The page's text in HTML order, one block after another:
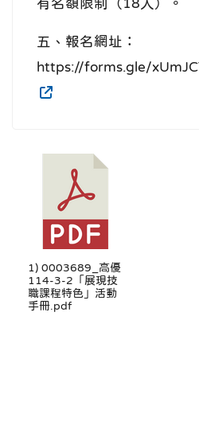
五、報名網址：
https://forms.gle/
1) 0003689_高優
114-3-2「展現技
職課程特色」活動
手冊.pdf